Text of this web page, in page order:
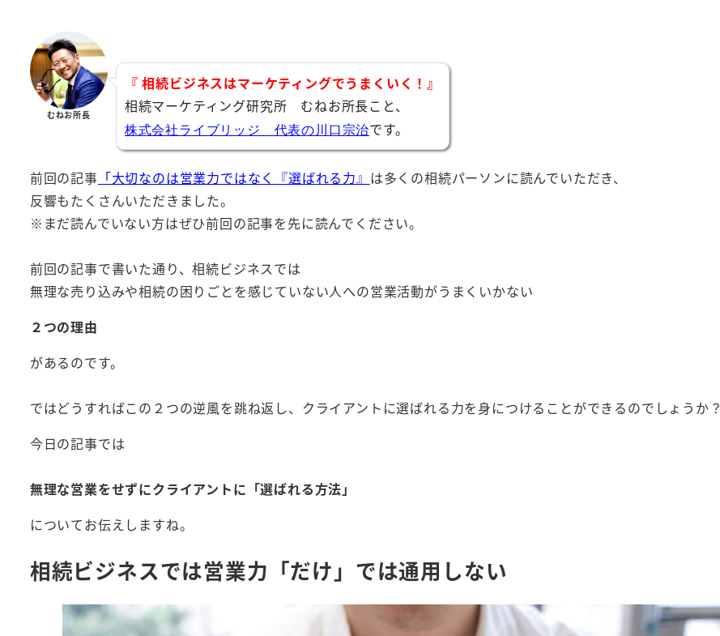
むねお所長
『 相続ビジネスはマーケティングでうまくいく！』
相続マーケティング研究所 むねお所長こと、
株式会社ライブリッジ 代表の川口宗治です。
前回の記事 「大切なのは営業力ではなく『選ばれる力』 は多くの相続パーソンに読んでいただき、
反響もたくさんいただきました。
※まだ読んでいない方はぜひ前回の記事を先に読んでください。
前回の記事で書いた通り、相続ビジネスでは
無理な売り込みや相続の困りごとを感じていない人への営業活動がうまくいかない
２つの理由
があるのです。
ではどうすればこの２つの逆風を跳ね返し、クライアントに選ばれる力を身につけることができるのでしょうか？
今日の記事では
無理な営業をせずにクライアントに「選ばれる方法」
についてお伝えしますね。
相続ビジネスでは営業力「だけ」では通用しない